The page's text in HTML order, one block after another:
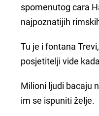
spomenutog cara
najpoznatijih
Tu je i fontana
posjetitelji vide
Milioni ljudi bacaju
im se ispuniti želje.